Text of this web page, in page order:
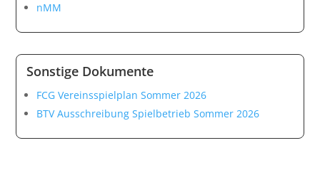
nMM
Sonstige Dokumente
FCG Vereinsspielplan Sommer 2026
BTV Ausschreibung Spielbetrieb Sommer 2026